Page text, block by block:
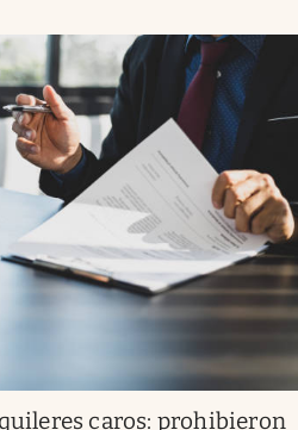
caros: prohibieron